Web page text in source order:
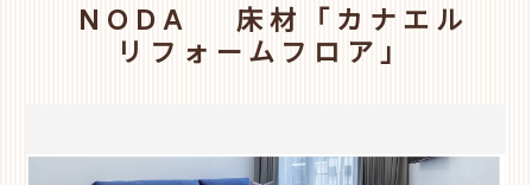
NODA 床材「カナエル
リフォームフロア」